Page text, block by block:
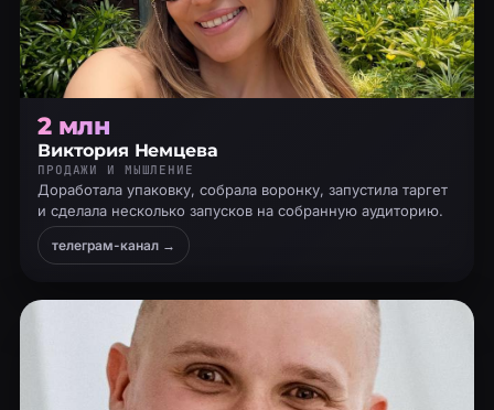
2 млн
Виктория Немцева
ПРОДАЖИ И МЫШЛЕНИЕ
Доработала упаковку, собрала воронку, запустила таргет
и сделала несколько запусков на собранную аудиторию.
телеграм-канал →